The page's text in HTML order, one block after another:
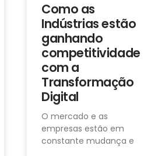
Como as
Indústrias estão
ganhando
competitividade
com a
Transformação
Digital
O mercado e as
empresas estão em
constante mudança e